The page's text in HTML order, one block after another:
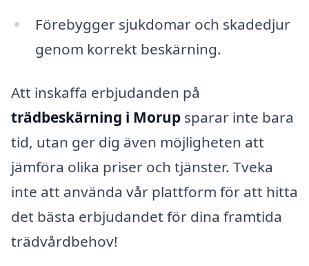
Förebygger sjukdomar och skadedjur
genom korrekt beskärning.
Att inskaffa erbjudanden på
trädbeskärning i Morup sparar inte bara
tid, utan ger dig även möjligheten att
jämföra olika priser och tjänster. Tveka
inte att använda vår plattform för att hitta
det bästa erbjudandet för dina framtida
trädvårdbehov!